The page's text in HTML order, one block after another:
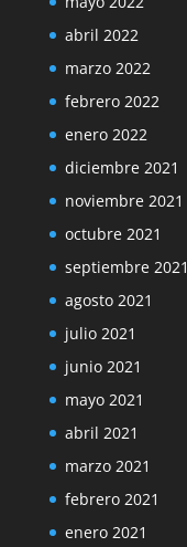
abril 2022
marzo 2022
febrero 2022
enero 2022
diciembre 2021
noviembre 2021
octubre 2021
septiembre 2021
agosto 2021
julio 2021
junio 2021
mayo 2021
abril 2021
marzo 2021
febrero 2021
enero 2021